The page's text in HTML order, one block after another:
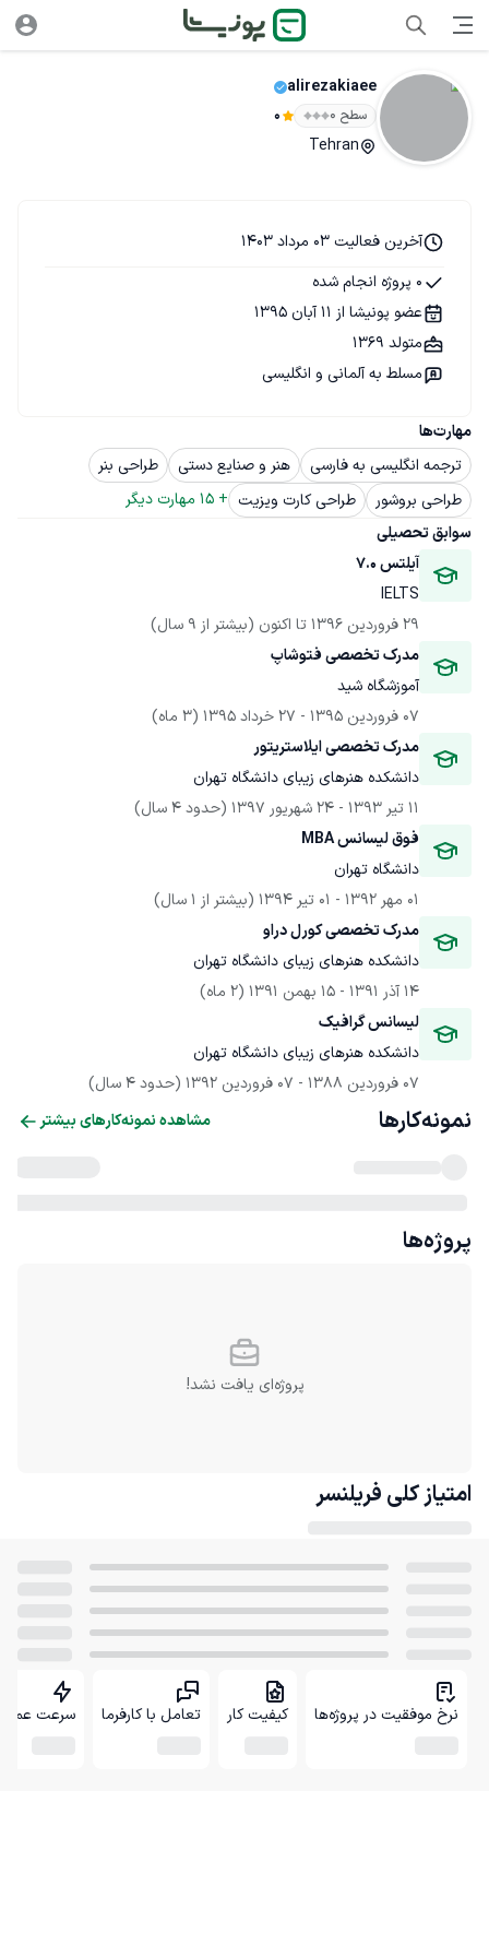
alirezakiaee
سطح ۰ 0
Tehran
مهارت‌ها
ترجمه انگلیسی به فارسی
هنر و صنایع دستی
طراحی بنر
طراحی بروشور
طراحی کارت ویزیت +
15 مهارت دیگر
سوابق تحصیلی
آیلتس 7.0
IELTS
29 فروردین 1396
تا اکنون (بیشتر از 9 سال)
مدرک تخصصی فتوشاپ
آموزشگاه شید
07 فروردین 1395
- 27 خرداد 1395
(3 ماه)
مدرک تخصصی ایلاستریتور
دانشکده هنرهای زیبای دانشگاه تهران
11 تیر 1393
- 24 شهریور 1397
(حدود 4 سال)
فوق لیسانس MBA
دانشگاه تهران
01 مهر 1392
- 01 تیر 1394
(بیشتر از 1 سال)
مدرک تخصصی کورل دراو
دانشکده هنرهای زیبای دانشگاه تهران
14 آذر 1391
- 15 بهمن 1391
(2 ماه)
لیسانس گرافیک
دانشکده هنرهای زیبای دانشگاه تهران
07 فروردین 1388
- 07 فروردین 1392 (حدود 4 سال)
آخرین فعالیت 03 مرداد 1403
0 پروژه انجام شده
عضو پونیشا از 11 آبان 1395
متولد 1369
مسلط به آلمانی و انگلیسی
نمونه‌کارها مشاهده نمونه‌کارهای بیشتر
پروژه‌ها
پروژه‌ای یافت نشد!
امتیاز کلی فریلنسر
نرخ موفقیت در پروژه‌ها کیفیت کار تعامل با کارفرما سرعت عمل